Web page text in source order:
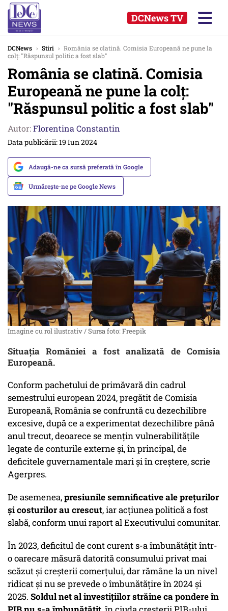
DCNews TV
DCNews › Stiri › România se clatină. Comisia Europeană ne pune la
colț: "Răspunsul politic a fost slab"
România se clatină. Comisia
Europeană ne pune la colț:
"Răspunsul politic a fost slab"
Autor:Florentina Constantin
Data publicării: 19 Iun 2024
Adaugă-ne ca sursă preferată în Google
Urmărește-ne pe Google News
Imagine cu rol ilustrativ / Sursa foto: Freepik
Situația României a fost analizată de Comisia
Europeană.
Conform pachetului de primăvară din cadrul
semestrului european 2024, pregătit de Comisia
Europeană, România se confruntă cu dezechilibre
excesive, după ce a experimentat dezechilibre până
anul trecut, deoarece se menţin vulnerabilităţile
legate de conturile externe şi, în principal, de
deficitele guvernamentale mari şi în creştere, scrie
Agerpres.
De asemenea,presiunile semnificative ale preţurilor
şi costurilor au crescut, iar acţiunea politică a fost
slabă, conform unui raport al Executivului comunitar.
În 2023, deficitul de cont curent s-a îmbunătăţit într-
o oarecare măsură datorită consumului privat mai
scăzut şi creşterii comerţului, dar rămâne la un nivel
ridicat şi nu se prevede o îmbunătăţire în 2024 şi
2025. Soldul net al investiţiilor străine ca pondere în